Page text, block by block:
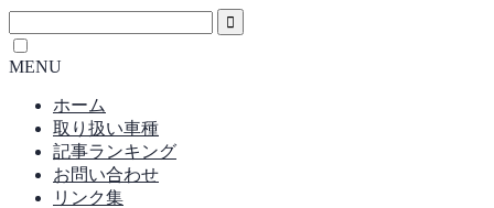
MENU
ホーム
取り扱い車種
記事ランキング
お問い合わせ
リンク集